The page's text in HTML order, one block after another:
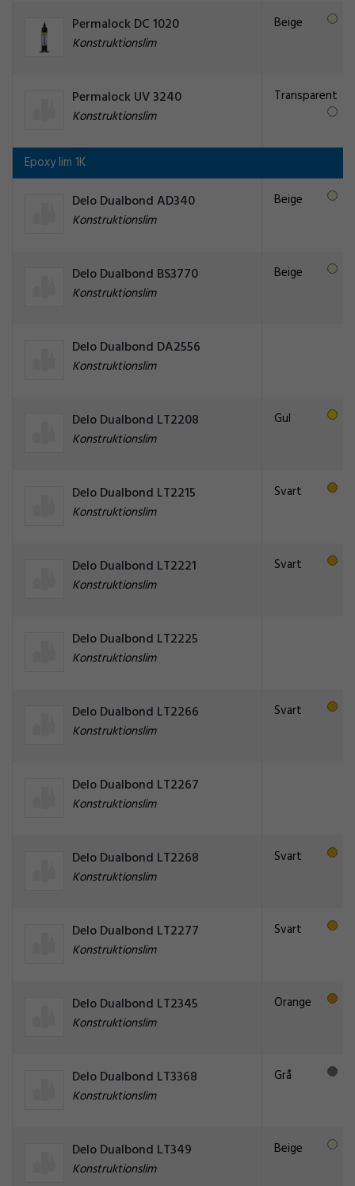
Permalock DC 1020
Konstruktionslim
Beige
Permalock UV 3240
Konstruktionslim
Transparent
Epoxy lim 1K
Delo Dualbond AD340
Konstruktionslim
Beige
Delo Dualbond BS3770
Konstruktionslim
Beige
Delo Dualbond DA2556
Konstruktionslim
Delo Dualbond LT2208
Konstruktionslim
Gul
Delo Dualbond LT2215
Konstruktionslim
Svart
Delo Dualbond LT2221
Konstruktionslim
Svart
Delo Dualbond LT2225
Konstruktionslim
Delo Dualbond LT2266
Konstruktionslim
Svart
Delo Dualbond LT2267
Konstruktionslim
Delo Dualbond LT2268
Konstruktionslim
Svart
Delo Dualbond LT2277
Konstruktionslim
Svart
Delo Dualbond LT2345
Konstruktionslim
Orange
Delo Dualbond LT3368
Konstruktionslim
Grå
Delo Dualbond LT349
Konstruktionslim
Beige